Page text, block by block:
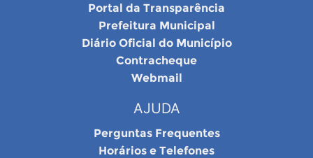
Portal da Transparência
Prefeitura Municipal
Diário Oficial do Município
Contracheque
Webmail
AJUDA
Perguntas Frequentes
Horários e Telefones